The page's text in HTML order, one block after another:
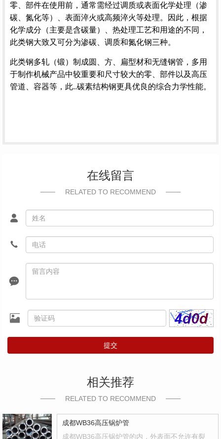
零、部件在使用前，通常需经过调质或表面化学处理（渗
碳、氮化等）、表面淬火或高频淬火等处理。因此，根据
化学成分（主要是含碳量）、热处理工艺和用途的不同，
此类钢大致又可分为渗碳、调质和氮化钢三种。
此类钢多轧（锻）制成圆、方、扁型材和无缝钢管 ，多用
于制作机械产品中较重要和尺寸较大的零、部件以及高压
管道、容器等，此..碳素结构钢更具优良的综合力学性能。
在线留言
RELATED TO RECOMMEND
提交
相关推荐
RELATED TO RECOMMEND
成都WB36高压锅炉管
成都WB36高压锅炉管的内，外表面不允许有裂